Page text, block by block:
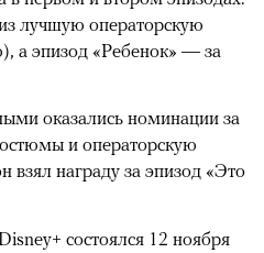
лучшую операторскую
а эпизод «Ребенок» — за
оказались номинации за
и операторскую
награду за эпизод «Это
cостоялся 12 ноября